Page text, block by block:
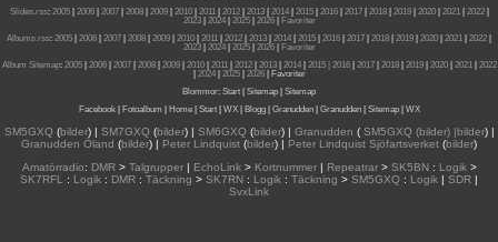
Slides.rss: 2005| 2006| 2007| 2008| 2009| 2010| 2011| 2012| 2013| 2014| 2015| 2016| 2017| 2018| 2019| 2020| 2021| 2022|
2023| 2024| 2025| 2026|
Favoriter
Albums.rss: 2005 2006 2007 2008 2009 2010 2011 2012 2013 2014 2015 2016 2017 2018 2019 2020 2021 2022
2023| 2024| 2025| 2026|
Favoriter
Album Sitemap: 2005| 2006| 2007| 2008| 2009| 2010| 2011| 2012| 2013| 2014| 2015 | 2016| 2017| 2018| 2019| 2020| 2021| 2022
2024| 2025| 2026|
Favoriter
Blommor: Start Sitemap
Sitemap
Facebook| Fotoalbum Home| Start| WX| Blogg| Granudden| Granudden| Sitemap| WX
SM5GXQ(bilder) | SM7GXQ(bilder) | SM6GXQ(bilder) | Granudden (SM5GXQ (bilder) |bilder) |
Granudden Öland (bilder) | Peter Lindquist (bilder) | Peter Lindquist Sjöfartsverket (bilder)
Amatörradio: DMR> Talgrupper| EchoLink> Kortnummer| Repeatrar> SK5BN: Logik>
SK7RFL
: Logik : DMR : Täckning > SK7RN : Logik : Täckning > SM5GXQ : Logik | SDR |
SvxLink